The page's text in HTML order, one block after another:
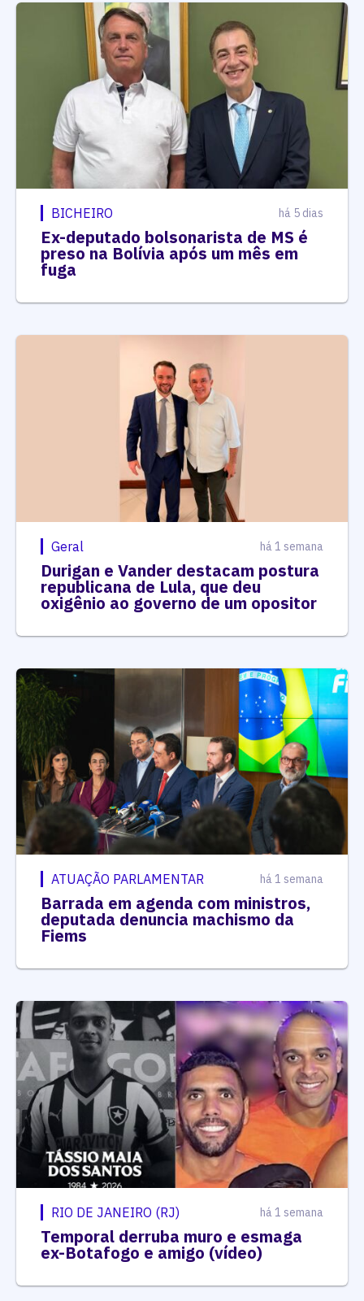
BICHEIRO há 5 dias
Ex-deputado bolsonarista de MS é
preso na Bolívia após um mês em
fuga
Geral há 1 semana
Durigan e Vander destacam postura
republicana de Lula, que deu
oxigênio ao governo de um opositor
ATUAÇÃO PARLAMENTAR há 1 semana
Barrada em agenda com ministros,
deputada denuncia machismo da
Fiems
RIO DE JANEIRO (RJ) há 1 semana
Temporal derruba muro e esmaga
ex-Botafogo e amigo (vídeo)